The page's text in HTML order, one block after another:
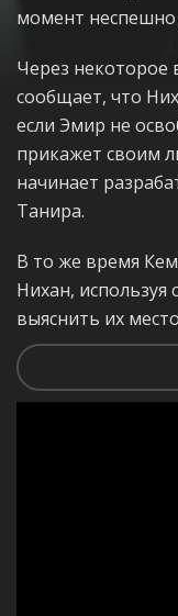
момент неспешно
Через некоторое
сообщает, что
если Эмир не
прикажет своим
начинает
Танира.
В то же время
Нихан, используя
выяснить их